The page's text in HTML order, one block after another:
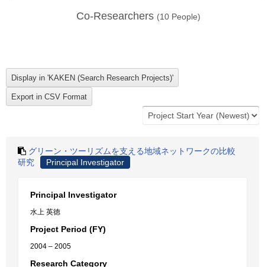
Co-Researchers (10 People)
グリーン・ツーリズムを支える地域ネットワークの比較
研究
Principal Investigator
Principal Investigator
水上 英徳
Project Period (FY)
2004 – 2005
Research Category